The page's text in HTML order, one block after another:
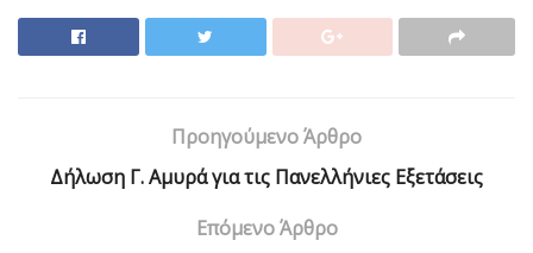
Προηγούμενο Άρθρο
Δήλωση Γ. Αμυρά για τις Πανελλήνιες Εξετάσεις
Επόμενο Άρθρο